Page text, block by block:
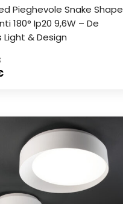
Pieghevole Snake Shape
180° Ip20 9,6W – De
Light & Design